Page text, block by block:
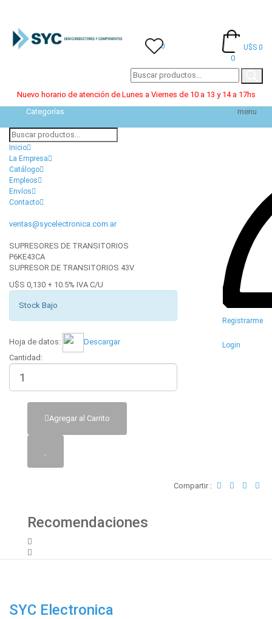
Registrarme
Login
0
0
U$S 0
Nuevo horario de atención de Lunes a Viernes de 10 a 13 y 14 a 17hs
Categorías
menu
Inicio
La Empresa
Catálogo
Empleos
Envíos
Contacto
ventas@sycelectronica.com.ar
SUPRESORES DE TRANSITORIOS
P6KE43CA
SUPRESOR DE TRANSITORIOS 43V
U$S 0,130 + 10.5% IVA C/U
Stock Bajo
Hoja de datos:
Descargar
Cantidad:
Agregar al Carrito
Compartir :
Recomendaciones
SYC Electronica